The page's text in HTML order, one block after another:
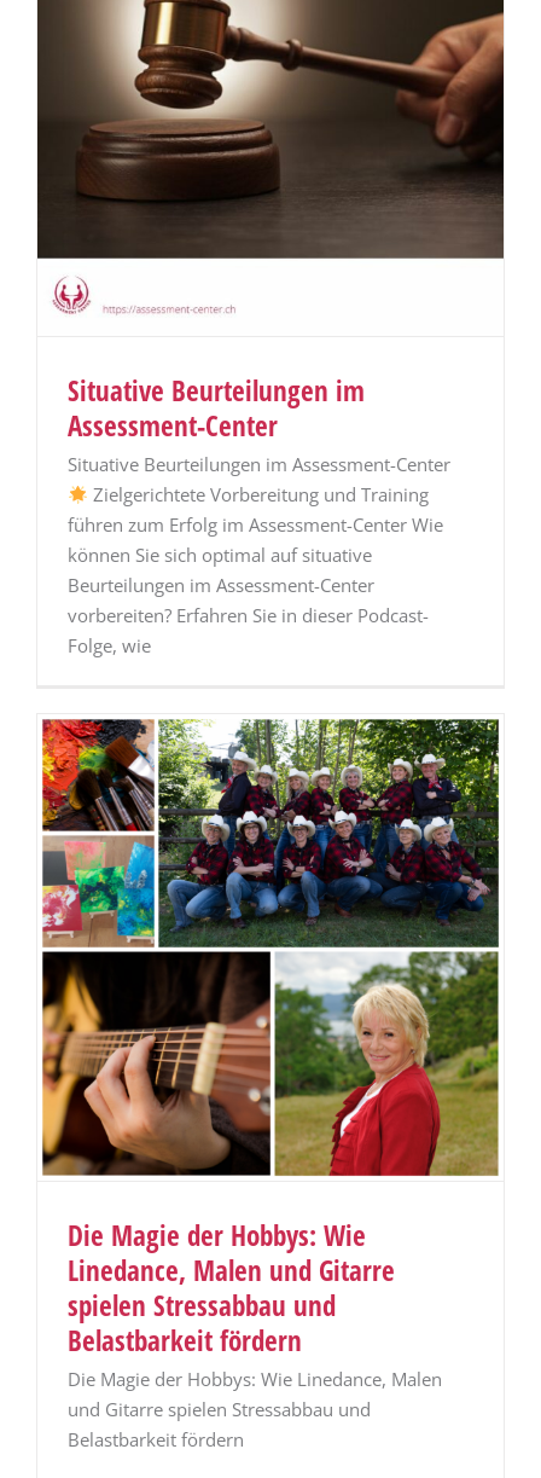
Situative Beurteilungen im
Assessment-Center
Situative Beurteilungen im Assessment-Center
Zielgerichtete Vorbereitung und Training
führen zum Erfolg im Assessment-Center Wie
können Sie sich optimal auf situative
Beurteilungen im Assessment-Center
vorbereiten? Erfahren Sie in dieser Podcast-
Folge, wie
Die Magie der Hobbys: Wie
Linedance, Malen und Gitarre
spielen Stressabbau und
Belastbarkeit fördern
Die Magie der Hobbys: Wie Linedance, Malen
und Gitarre spielen Stressabbau und
Belastbarkeit fördern